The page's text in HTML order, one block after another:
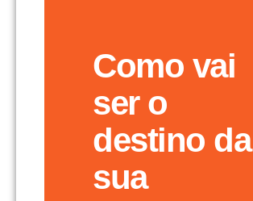
Como vai
ser o
destino da
sua